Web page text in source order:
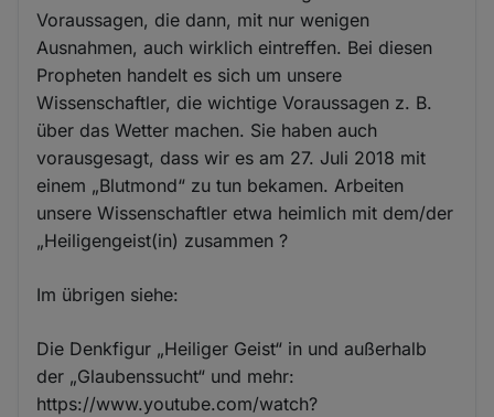
Voraussagen, die dann, mit nur wenigen
Ausnahmen, auch wirklich eintreffen. Bei diesen
Propheten handelt es sich um unsere
Wissenschaftler, die wichtige Voraussagen z. B.
über das Wetter machen. Sie haben auch
vorausgesagt, dass wir es am 27. Juli 2018 mit
einem „Blutmond“ zu tun bekamen. Arbeiten
unsere Wissenschaftler etwa heimlich mit dem/der
„Heiligengeist(in) zusammen ?
Im übrigen siehe:
Die Denkfigur „Heiliger Geist“ in und außerhalb
der „Glaubenssucht“ und mehr:
https://www.youtube.com/watch?